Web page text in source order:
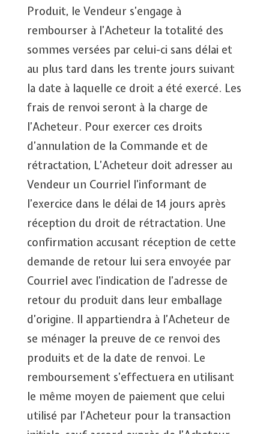
Produit, le Vendeur s’engage à
rembourser à l’Acheteur la totalité des
sommes versées par celui-ci sans délai et
au plus tard dans les trente jours suivant
la date à laquelle ce droit a été exercé. Les
frais de renvoi seront à la charge de
l’Acheteur. Pour exercer ces droits
d’annulation de la Commande et de
rétractation, L’Acheteur doit adresser au
Vendeur un Courriel l’informant de
l’exercice dans le délai de 14 jours après
réception du droit de rétractation. Une
confirmation accusant réception de cette
demande de retour lui sera envoyée par
Courriel avec l’indication de l’adresse de
retour du produit dans leur emballage
d’origine. Il appartiendra à l’Acheteur de
se ménager la preuve de ce renvoi des
produits et de la date de renvoi. Le
remboursement s’effectuera en utilisant
le même moyen de paiement que celui
utilisé par l’Acheteur pour la transaction